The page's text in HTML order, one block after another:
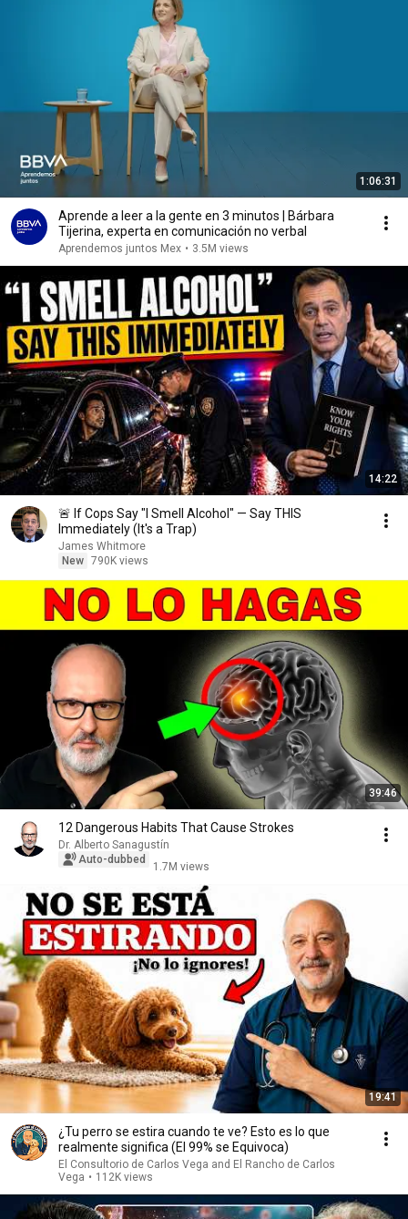
1:06:31
Aprende a leer a la gente en 3 minutos | Bárbara
Tijerina, experta en comunicación no verbal
Aprendemos juntos Mex • 3.5M views
14:22
🚨 If Cops Say "I Smell Alcohol" — Say THIS
Immediately (It's a Trap)
James Whitmore
New 790K views
39:46
12 Dangerous Habits That Cause Strokes
Dr. Alberto Sanagustín
Auto-dubbed
1.7M views
19:41
¿Tu perro se estira cuando te ve? Esto es lo que
realmente significa (El 99% se Equivoca)
El Consultorio de Carlos Vega and El Rancho de Carlos
Vega • 112K views